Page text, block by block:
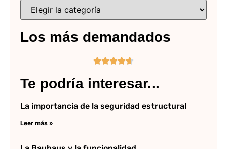
Los más demandados

Te podría interesar...
La importancia de la seguridad estructural
Leer más »